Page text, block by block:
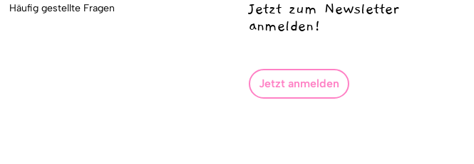
Häufig gestellte Fragen
Jetzt zum Newsletter
anmelden!
Jetzt anmelden